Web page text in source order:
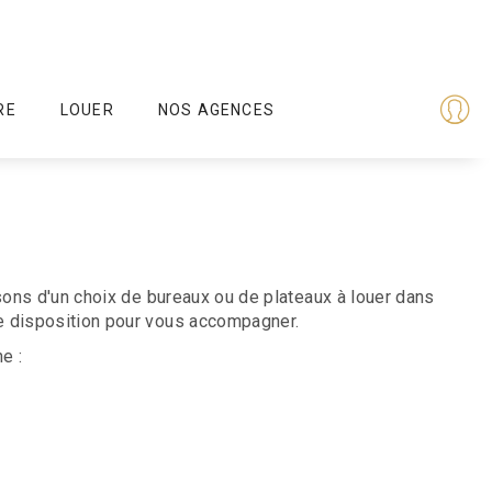
LOUER NOS AGENCES
d'un choix de bureaux ou de plateaux à louer dans
pour vous accompagner.
: